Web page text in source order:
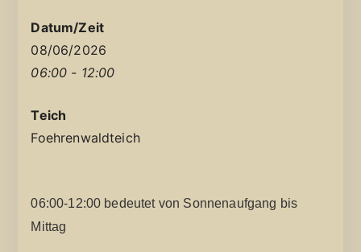
Datum/Zeit
08/06/2026
06:00 - 12:00
Teich
Foehrenwaldteich
06:00-12:00 bedeutet von Sonnenaufgang bis
Mittag